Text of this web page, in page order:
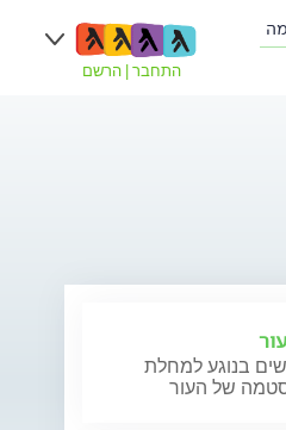
התחבר הרשם
בנוגע למחלת
של העור